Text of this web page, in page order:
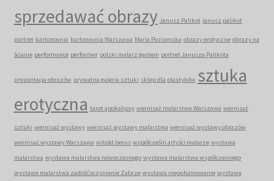
sprzedawać obrazy Janusz Palikot janusz palikot
portret kartonovnia kartonovnia Warszawa Maria Poziomska obrazy erotyczne obrazy na
ścianie performance performer polski malarz gestem portret Janusza Palikota
prezentacja obrazów prywatna galeria sztuki sklep dla plastyków sztuka
erotyczna tarot apokalipsy wernisaż malarstwa Warszawa wernisaż
sztuki wernisaż wystawy wernisaż wystawy malarstwa wernisaż wystawy obrazów
wernisaż wystawy Warszawa witold berus współcześni artyści malarze wystawa
malarstwa wystawa malarstwa nowoczesnego wystawa malarstwa współczesnego
wystawa malarstwa zadośćuczynienie Zabrze wystawa niepohamowanie wystawa